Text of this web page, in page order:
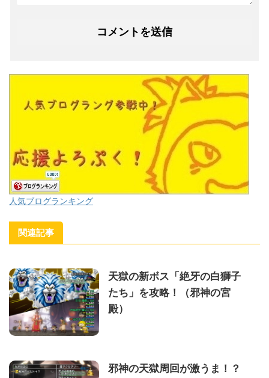
人気ブログランキング
関連記事
天獄の新ボス「絶牙の白獅子
たち」を攻略！（邪神の宮
殿）
邪神の天獄周回が激うま！？